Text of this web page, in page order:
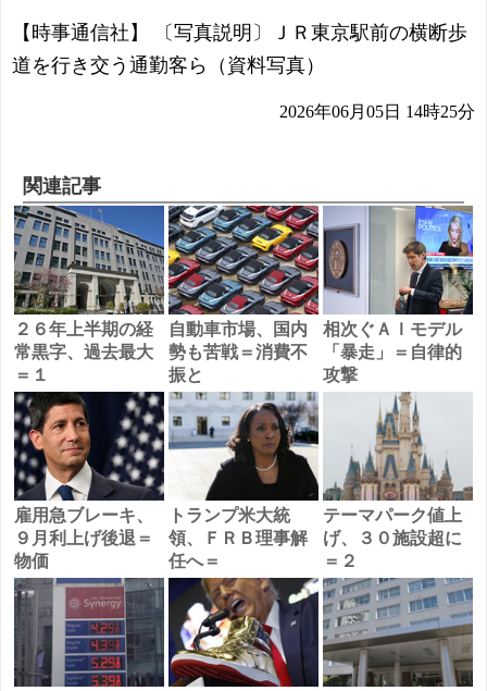
【時事通信社】 〔写真説明〕ＪＲ東京駅前の横断歩
道を行き交う通勤客ら（資料写真）
2026年06月05日 14時25分
関連記事
２６年上半期の経
常黒字、過去最大
＝１
自動車市場、国内
勢も苦戦＝消費不
振と
相次ぐＡＩモデル
「暴走」＝自律的
攻撃
雇用急ブレーキ、
９月利上げ後退＝
物価
トランプ米大統
領、ＦＲＢ理事解
任へ＝
テーマパーク値上
げ、３０施設超に
＝２